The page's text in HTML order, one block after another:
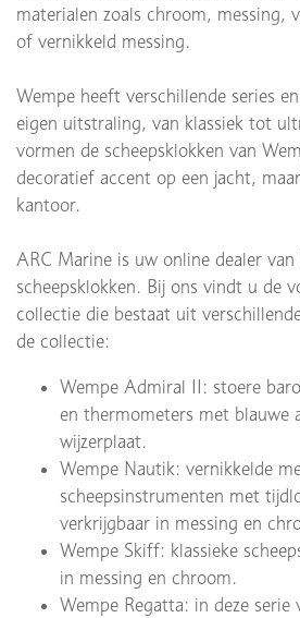
materialen zoals chroom, messing,
of vernikkeld messing.
Wempe heeft verschillende series
eigen uitstraling, van klassiek tot
vormen de scheepsklokken van
decoratief accent op een jacht,
kantoor.
ARC Marine is uw online dealer van
scheepsklokken. Bij ons vindt u de
collectie die bestaat uit
de collectie:
Wempe Admiral II: stoere
en thermometers met blauwe
wijzerplaat.
Wempe Nautik: vernikkelde
scheepsinstrumenten met
verkrijgbaar in messing en
Wempe Skiff: klassieke
in messing en chroom.
Wempe Regatta: in deze